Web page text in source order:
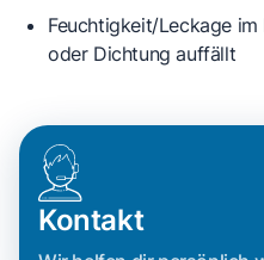
Feuchtigkeit/Leckage im
oder Dichtung auffällt
Kontakt